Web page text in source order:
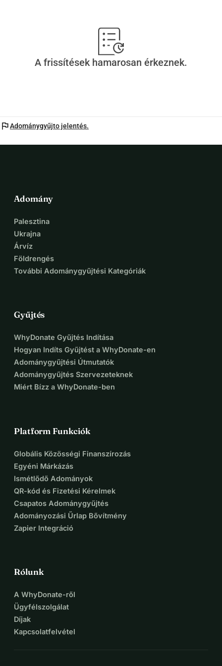
A frissítések hamarosan érkeznek.
flagAdománygyűjto jelentés.
Adomány
Palesztina
Ukrajna
Árvíz
Földrengés
További Adománygyűjtési Kategóriák
Gyűjtés
WhyDonate Gyűjtés Indítása
Hogyan Indíts Gyűjtést a WhyDonate-en
Adománygyűjtési Útmutatók
Adománygyűjtés Szervezeteknek
Miért Bízz a WhyDonate-ben
Platform Funkciók
Globális Közösségi Finanszírozás
Egyéni Márkázás
Ismétlődő Adományok
QR-kód és Fizetési Kérelmek
Csapatos Adománygyűjtés
Adományozási Űrlap Bővítmény
Zapier Integráció
Rólunk
A WhyDonate-ről
Ügyfélszolgálat
Díjak
Kapcsolatfelvétel